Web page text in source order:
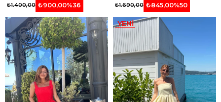
₺900,00%36
₺1.400,00 ₺845,00%50
₺1.690,00
YENI
ÜRÜN